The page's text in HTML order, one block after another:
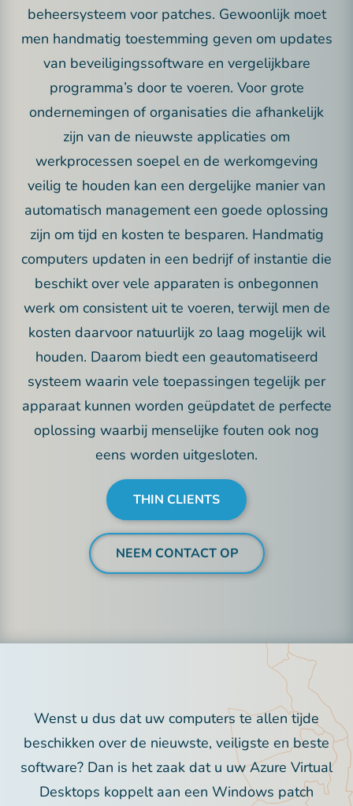
beheersysteem voor patches. Gewoonlijk moet
men handmatig toestemming geven om updates
van beveiligingssoftware en vergelijkbare
programma’s door te voeren. Voor grote
ondernemingen of organisaties die afhankelijk
zijn van de nieuwste applicaties om
werkprocessen soepel en de werkomgeving
veilig te houden kan een dergelijke manier van
automatisch management een goede oplossing
zijn om tijd en kosten te besparen. Handmatig
computers updaten in een bedrijf of instantie die
beschikt over vele apparaten is onbegonnen
werk om consistent uit te voeren, terwijl men de
kosten daarvoor natuurlijk zo laag mogelijk wil
houden. Daarom biedt een geautomatiseerd
systeem waarin vele toepassingen tegelijk per
apparaat kunnen worden geüpdatet de perfecte
oplossing waarbij menselijke fouten ook nog
eens worden uitgesloten.
THIN CLIENTS
NEEM CONTACT OP
Wenst u dus dat uw computers te allen tijde
beschikken over de nieuwste, veiligste en beste
software? Dan is het zaak dat u uw Azure Virtual
Desktops koppelt aan een Windows patch